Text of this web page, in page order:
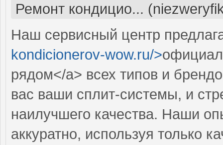
Ремонт кондицио...
Наш сервисный центр
kondicionerov-wow.ru/>
рядом</a> всех типов и
вас ваши сплит-системы, и
наилучшего качества. Наши
аккуратно, используя только